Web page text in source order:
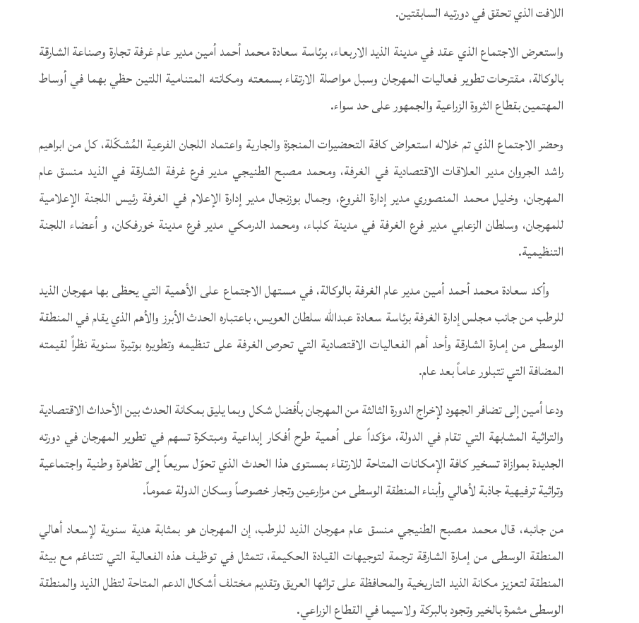
اللافت الذي تحقق في دورتيه السابقتين.
واستعرض الاجتماع الذي عقد في مدينة الذيد الاربعاء، برئاسة سعادة محمد أحمد أمين مدير عام غرفة تجارة وصناعة الشارقة
بالوكالة، مقترحات تطوير فعاليات المهرجان وسبل مواصلة الارتقاء بسمعته ومكانته المتنامية اللتين حظي بهما في أوساط
المهتمين بقطاع الثروة الزراعية والجمهور على حد سواء.
وحضر الاجتماع الذي تم خلاله استعراض كافة التحضيرات المنجزة والجارية واعتماد اللجان الفرعية المُشكّلة، كل من ابراهيم
راشد الجروان مدير العلاقات الاقتصادية في الغرفة، ومحمد مصبح الطنيجي مدير فرع غرفة الشارقة في الذيد منسق عام
المهرجان، وخليل محمد المنصوري مدير إدارة الفروع، وجمال بوزنجال مدير إدارة الإعلام في الغرفة رئيس اللجنة الإعلامية
للمهرجان، وسلطان الزعابي مدير فرع الغرفة في مدينة كلباء، ومحمد الدرمكي مدير فرع مدينة خورفكان، و أعضاء اللجنة
التنظيمية.
وأكد سعادة محمد أحمد أمين مدير عام الغرفة بالوكالة، في مستهل الاجتماع على الأهمية التي يحظى بها مهرجان الذيد
للرطب من جانب مجلس إدارة الغرفة برئاسة سعادة عبدالله سلطان العويس، باعتباره الحدث الأبرز والأهم الذي يقام في المنطقة
الوسطى من إمارة الشارقة وأحد أهم الفعاليات الاقتصادية التي تحرص الغرفة على تنظيمه وتطويره بوتيرة سنوية نظراً لقيمته
المضافة التي تتبلور عاماً بعد عام.
ودعا أمين إلى تضافر الجهود لإخراج الدورة الثالثة من المهرجان بأفضل شكل وبما يليق بمكانة الحدث بين الأحداث الاقتصادية
والتراثية المشابهة التي تقام في الدولة، مؤكداً على أهمية طرح أفكار إبداعية ومبتكرة تسهم في تطوير المهرجان في دورته
الجديدة بموازاة تسخير كافة الإمكانات المتاحة للارتقاء بمستوى هذا الحدث الذي تحوّل سريعاً إلى تظاهرة وطنية واجتماعية
وتراثية ترفيهية جاذبة لأهالي وأبناء المنطقة الوسطى من مزارعين وتجار خصوصاً وسكان الدولة عموماً.
من جانبه، قال محمد مصبح الطنيجي منسق عام مهرجان الذيد للرطب، إن المهرجان هو بمثابة هدية سنوية لإسعاد أهالي
المنطقة الوسطى من إمارة الشارقة ترجمة لتوجيهات القيادة الحكيمة، تتمثل في توظيف هذه الفعالية التي تتناغم مع بيئة
المنطقة لتعزيز مكانة الذيد التاريخية والمحافظة على تراثها العريق وتقديم مختلف أشكال الدعم المتاحة لتظل الذيد والمنطقة
الوسطى مثمرة بالخير وتجود بالبركة ولاسيما في القطاع الزراعي.